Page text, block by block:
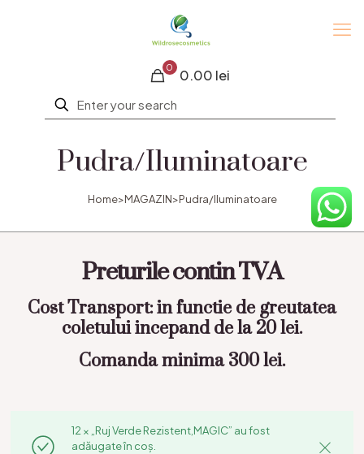
0 0.00 lei
Pudra/Iluminatoare
Home>MAGAZIN>Pudra/Iluminatoare
Preturile contin TVA
Cost Transport: in functie de greutatea
coletului incepand de la 20 lei.
Comanda minima 300 lei.
12 × „Ruj Verde Rezistent,MAGIC” au fost
adăugate în coș.